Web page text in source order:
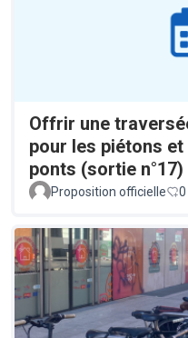
Offrir une
pour les piétons
ponts (sortie n°17)
Proposition officielle 0